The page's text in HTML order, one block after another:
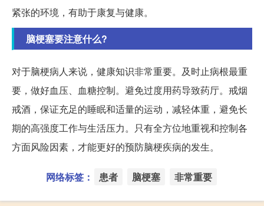
紧张的环境，有助于康复与健康。
脑梗塞要注意什么?
对于脑梗病人来说，健康知识非常重要。及时止病根最重
要，做好血压、血糖控制。避免过度用药导致药厅。戒烟
戒酒，保证充足的睡眠和适量的运动，减轻体重，避免长
期的高强度工作与生活压力。只有全方位地重视和控制各
方面风险因素，才能更好的预防脑梗疾病的发生。
网络标签： 患者 脑梗塞 非常重要